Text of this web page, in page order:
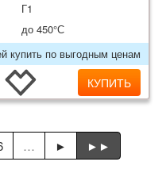
Г1
до 450°С
купить по выгодным ценам
КУПИТЬ
… ► ►►